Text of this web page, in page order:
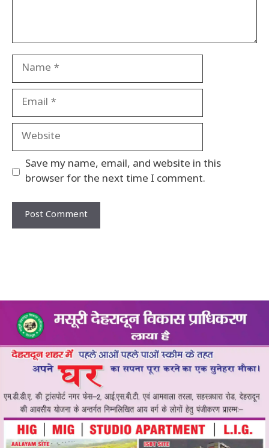
Name
Email
Website
Save my name, email, and website in this
browser for the next time I comment.